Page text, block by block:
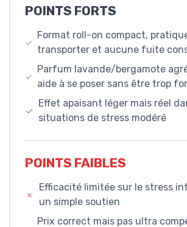
POINTS FORTS
Format roll-on compact,
transporter et aucune fuite
Parfum lavande/bergamote
aide à se poser sans être trop
Effet apaisant léger mais réel
situations de stress modéré
POINTS FAIBLES
Efficacité limitée sur le stress
un simple soutien
Prix correct mais pas ultra